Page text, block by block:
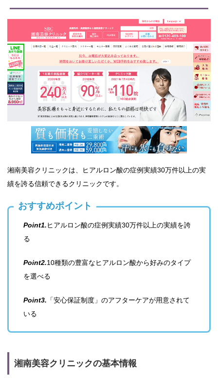
湘南美容クリニックは、ヒアルロン酸の症例実績30万件以上の実
績を誇る信頼できるクリニックです。
おすすめポイント
Point1.ヒアルロン酸の症例実績30万件以上の実績を誇
る
Point2.10種類の豊富なヒアルロン酸から好みのタイプ
を選べる
Point3. 「安心保証制度」のアフターケアが用意されて
いる
湘南美容クリニックの基本情報